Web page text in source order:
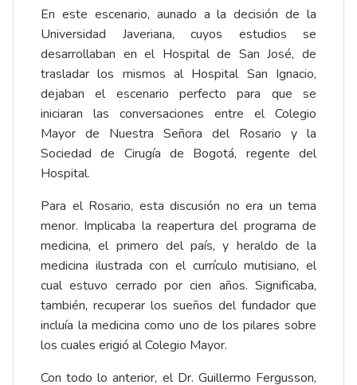
En este escenario, aunado a la decisión de la
Universidad Javeriana, cuyos estudios se
desarrollaban en el Hospital de San José, de
trasladar los mismos al Hospital San Ignacio,
dejaban el escenario perfecto para que se
iniciaran las conversaciones entre el Colegio
Mayor de Nuestra Señora del Rosario y la
Sociedad de Cirugía de Bogotá, regente del
Hospital.
Para el Rosario, esta discusión no era un tema
menor. Implicaba la reapertura del programa de
medicina, el primero del país, y heraldo de la
medicina ilustrada con el currículo mutisiano, el
cual estuvo cerrado por cien años. Significaba,
también, recuperar los sueños del fundador que
incluía la medicina como uno de los pilares sobre
los cuales erigió al Colegio Mayor.
Con todo lo anterior, el Dr. Guillermo Fergusson,